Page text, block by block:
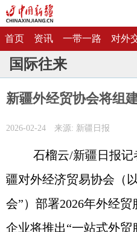
首页 资讯 一带一路 对外
国际往来
新疆外经贸协会将组
2026-02-24 来源: 新疆日报
石榴云/新疆日报
疆对外经济贸易协会（
会”）部署2026年外经
企业将推出“一站式外贸